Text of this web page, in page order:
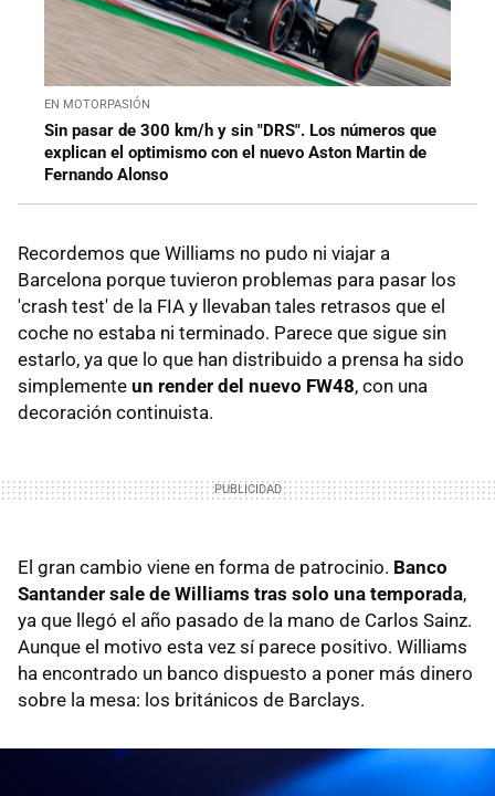
EN MOTORPASIÓN
Sin pasar de 300 km/h y sin "DRS". Los números que
explican el optimismo con el nuevo Aston Martin de
Fernando Alonso
Recordemos que Williams no pudo ni viajar a
Barcelona porque tuvieron problemas para pasar los
'crash test' de la FIA y llevaban tales retrasos que el
coche no estaba ni terminado. Parece que sigue sin
estarlo, ya que lo que han distribuido a prensa ha sido
simplemente un render del nuevo FW48, con una
decoración continuista.
El gran cambio viene en forma de patrocinio. Banco
Santander sale de Williams tras solo una temporada,
ya que llegó el año pasado de la mano de Carlos Sainz.
Aunque el motivo esta vez sí parece positivo. Williams
ha encontrado un banco dispuesto a poner más dinero
sobre la mesa: los británicos de Barclays.